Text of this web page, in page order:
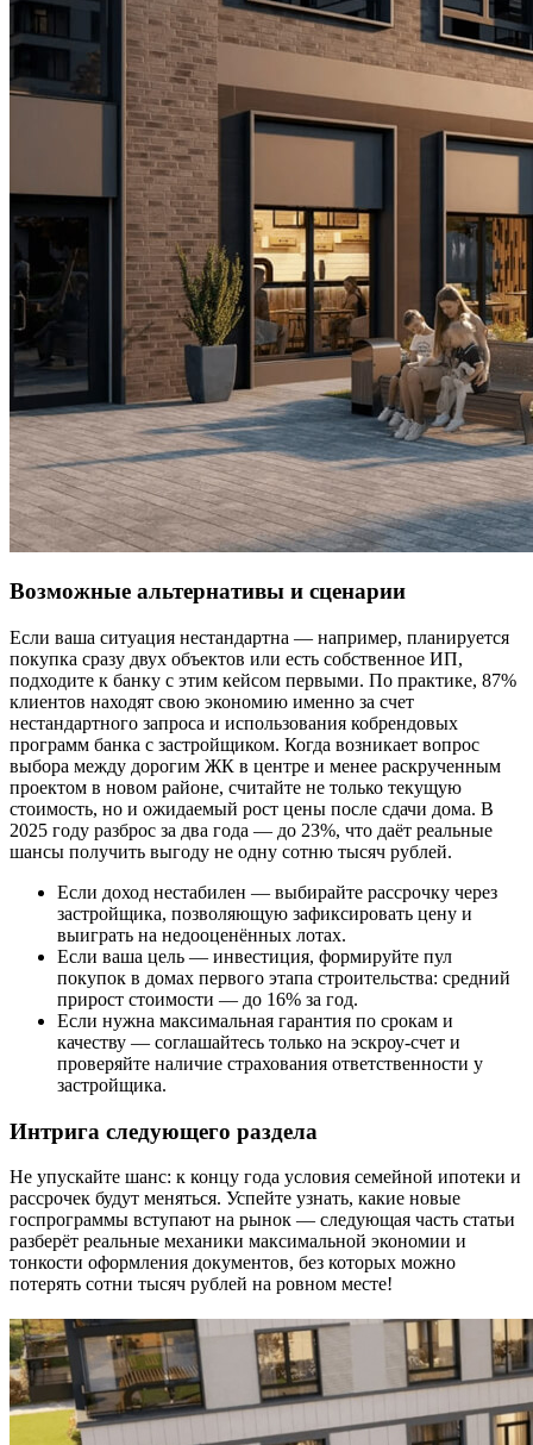
Возможные альтернативы и сценарии
Если ваша ситуация нестандартна — например, планируется
покупка сразу двух объектов или есть собственное ИП,
подходите к банку с этим кейсом первыми. По практике, 87%
клиентов находят свою экономию именно за счет
нестандартного запроса и использования кобрендовых
программ банка с застройщиком. Когда возникает вопрос
выбора между дорогим ЖК в центре и менее раскрученным
проектом в новом районе, считайте не только текущую
стоимость, но и ожидаемый рост цены после сдачи дома. В
2025 году разброс за два года — до 23%, что даёт реальные
шансы получить выгоду не одну сотню тысяч рублей.
Если доход нестабилен — выбирайте рассрочку через
застройщика, позволяющую зафиксировать цену и
выиграть на недооценённых лотах.
Если ваша цель — инвестиция, формируйте пул
покупок в домах первого этапа строительства: средний
прирост стоимости — до 16% за год.
Если нужна максимальная гарантия по срокам и
качеству — соглашайтесь только на эскроу-счет и
проверяйте наличие страхования ответственности у
застройщика.
Интрига следующего раздела
Не упускайте шанс: к концу года условия семейной ипотеки и
рассрочек будут меняться. Успейте узнать, какие новые
госпрограммы вступают на рынок — следующая часть статьи
разберёт реальные механики максимальной экономии и
тонкости оформления документов, без которых можно
потерять сотни тысяч рублей на ровном месте!